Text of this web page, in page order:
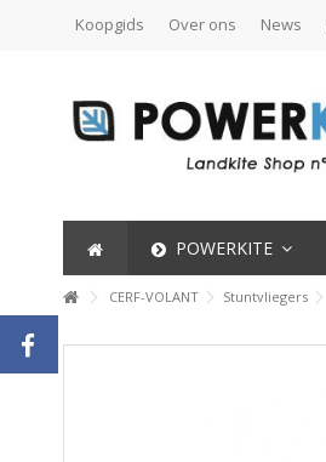
Koopgids Over ons News
POWERKITE
CERF-VOLANT Stuntvliegers